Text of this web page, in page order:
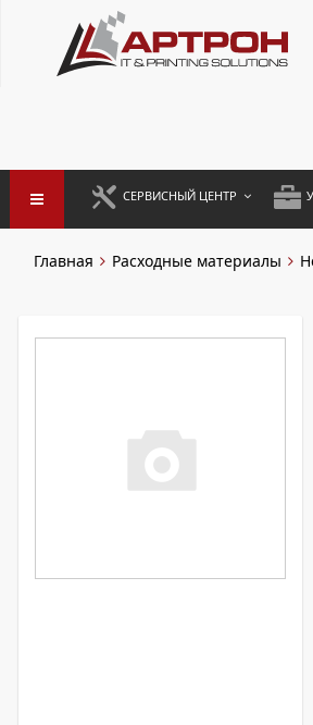
СЕРВИСНЫЙ ЦЕНТР
Главная Расходные материалы